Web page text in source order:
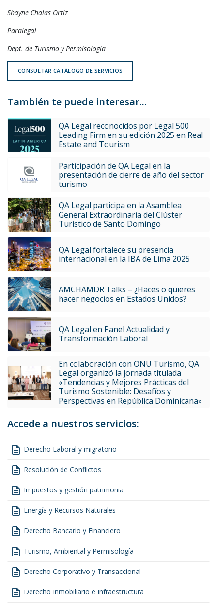
Shayne Chalas Ortiz
Paralegal
Dept. de Turismo y Permisología
CONSULTAR CATÁLOGO DE SERVICIOS
También te puede interesar...
QA Legal reconocidos por Legal 500
Leading Firm en su edición 2025 en Real
Estate and Tourism
Participación de QA Legal en la
presentación de cierre de año del sector
turismo
QA Legal participa en la Asamblea
General Extraordinaria del Clúster
Turístico de Santo Domingo
QA Legal fortalece su presencia
internacional en la IBA de Lima 2025
AMCHAMDR Talks – ¿Haces o quieres
hacer negocios en Estados Unidos?
QA Legal en Panel Actualidad y
Transformación Laboral
En colaboración con ONU Turismo, QA
Legal organizó la jornada titulada
«Tendencias y Mejores Prácticas del
Turismo Sostenible: Desafíos y
Perspectivas en República Dominicana»
Accede a nuestros servicios:
description Derecho Laboral y migratorio
description Resolución de Conflictos
description Impuestos y gestión patrimonial
description Energía y Recursos Naturales
description Derecho Bancario y Financiero
description Turismo, Ambiental y Permisología
description Derecho Corporativo y Transaccional
description Derecho Inmobiliario e Infraestructura